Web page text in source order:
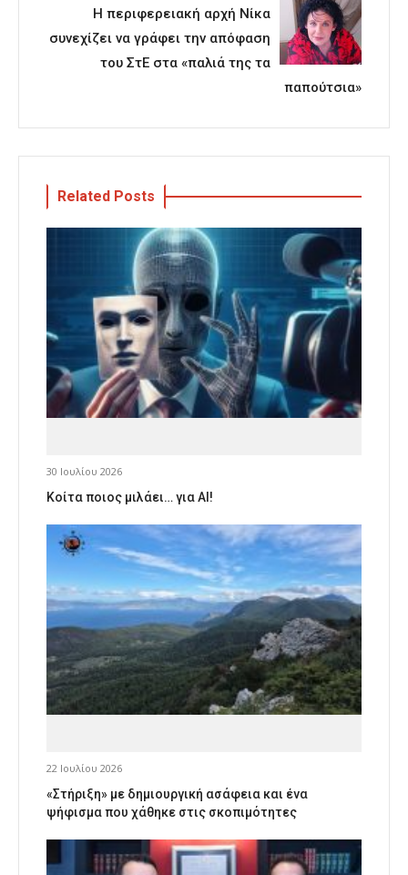
Η περιφερειακή αρχή Νίκα
συνεχίζει να γράφει την απόφαση
του ΣτΕ στα «παλιά της τα
παπούτσια»
Related Posts
30 Ιουλίου 2026
Κοίτα ποιος μιλάει… για AI!
22 Ιουλίου 2026
«Στήριξη» με δημιουργική ασάφεια και ένα
ψήφισμα που χάθηκε στις σκοπιμότητες